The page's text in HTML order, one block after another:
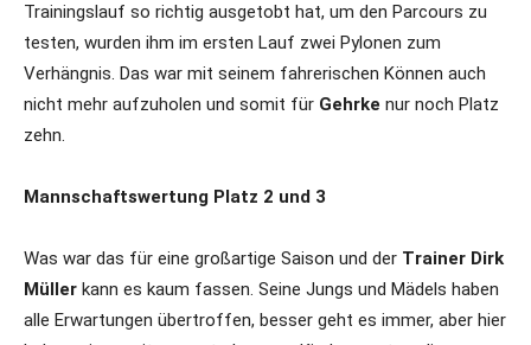
Trainingslauf so richtig ausgetobt hat, um den Parcours zu
testen, wurden ihm im ersten Lauf zwei Pylonen zum
Verhängnis. Das war mit seinem fahrerischen Können auch
nicht mehr aufzuholen und somit für Gehrke nur noch Platz
zehn.
Mannschaftswertung Platz 2 und 3
Was war das für eine großartige Saison und der Trainer Dirk
Müller kann es kaum fassen. Seine Jungs und Mädels haben
alle Erwartungen übertroffen, besser geht es immer, aber hier